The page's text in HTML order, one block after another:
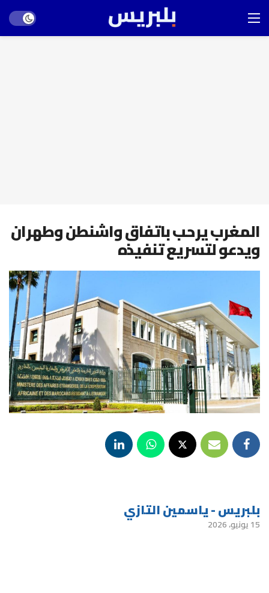
mode
المغرب يرحب باتفاق واشنطن وطهران
ويدعو لتسريع تنفيذه
بلبريس - ياسمين التازي
15 يونيو، 2026